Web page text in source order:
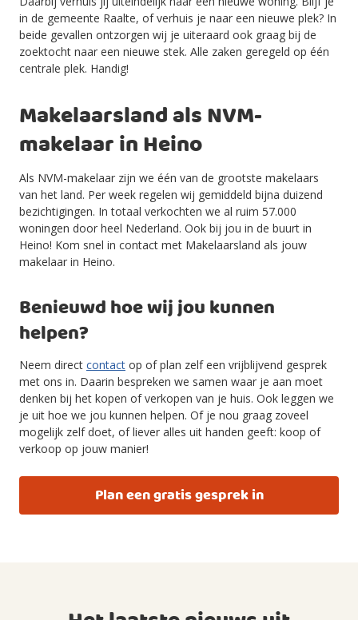
in de gemeente Raalte, of verhuis je naar een nieuwe plek? In
beide gevallen ontzorgen wij je uiteraard ook graag bij de
zoektocht naar een nieuwe stek. Alle zaken geregeld op één
centrale plek. Handig!
Makelaarsland als NVM-
makelaar in Heino
Als NVM-makelaar zijn we één van de grootste makelaars
van het land. Per week regelen wij gemiddeld bijna duizend
bezichtigingen. In totaal verkochten we al ruim 57.000
woningen door heel Nederland. Ook bij jou in de buurt in
Heino! Kom snel in contact met Makelaarsland als jouw
makelaar in Heino.
Benieuwd hoe wij jou kunnen
helpen?
Neem direct contact op of plan zelf een vrijblijvend gesprek
met ons in. Daarin bespreken we samen waar je aan moet
denken bij het kopen of verkopen van je huis. Ook leggen we
je uit hoe we jou kunnen helpen. Of je nou graag zoveel
mogelijk zelf doet, of liever alles uit handen geeft: koop of
verkoop op jouw manier!
Plan een gratis gesprek in